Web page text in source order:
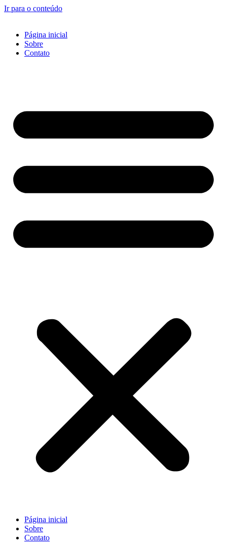
Ir para o conteúdo
Página inicial
Sobre
Contato
Página inicial
Sobre
Contato